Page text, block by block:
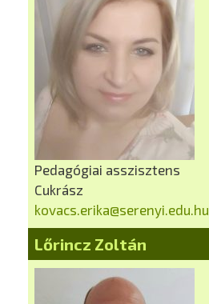
Pedagógiai asszisztens
Cukrász
kovacs.erika@serenyi.edu.hu
Lőrincz Zoltán